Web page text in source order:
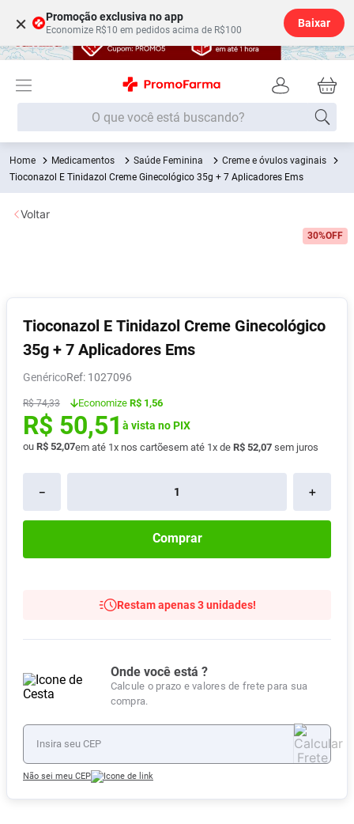
× Promoção exclusiva no app
Economize R$10 em pedidos acima de R$100
Baixar
O que você está buscando?
Medicamentos Saúde Feminina
Creme e óvulos vaginais
Tioconazol E Tinidazol Creme Ginecológico 35g + 7 Aplicadores Ems
30%OFF
Tioconazol E Tinidazol Creme Ginecológico
35g + 7 Aplicadores Ems
Genérico : 1027096
R$ 74,33 Economize R$ 1,56
R$ 50,51 à vista no PIX
ou R$ 52,07em até 1x nos cartõesem até 1x de R$ 52,07 sem juros
＋
－
Comprar
Restam apenas 3 unidades!
Onde você está ?
Calcule o prazo e valores de frete para sua
compra.
Não sei meu CEP
Voltar
Termos mais buscados
1º Fralda
2
5º Fralda G
6º Shampoo
7º Desodorante
8º Absorvente
9º Lavitan
10 Vitamina D